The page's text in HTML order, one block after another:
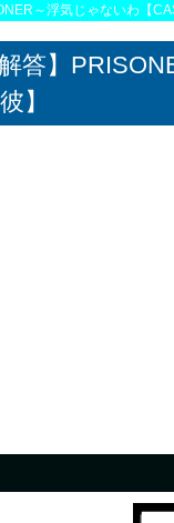
～浮気じゃないわ【
解答】
】